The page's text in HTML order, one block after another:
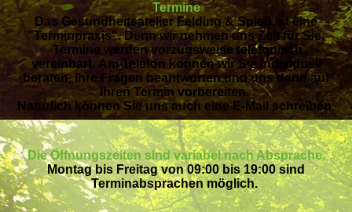
Termine
Das GesundheitsatelierFelding & Spieß ist eine
"Terminpraxis". Denn wir nehmen uns Zeit für Sie.
Termine werden vorzugsweise telefonisch
vereinbart. Am Telefon können wir Sie individuell
beraten, Ihre Fragen beantworten und uns dann auf
Ihren Termin vorbereiten.
Natürlich können Sie uns auch eine E-Mail schreiben.
Die Öffnungszeiten sind variabel nach Absprache.
Montag bis Freitag von 09:00 bis 19:00 sind
Terminabsprachen möglich.